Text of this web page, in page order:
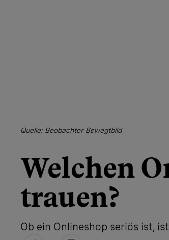
Quelle: Beobachter Bewegtbild
Welchen
trauen?
Ob ein Onlineshop seriös ist,